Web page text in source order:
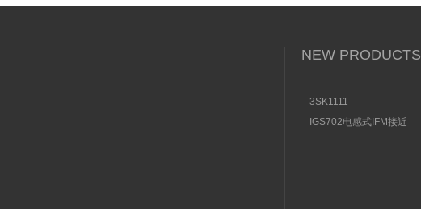
NEW PRODUCTS
3SK1111-
关特点及功能
IGS702电感式IFM接近